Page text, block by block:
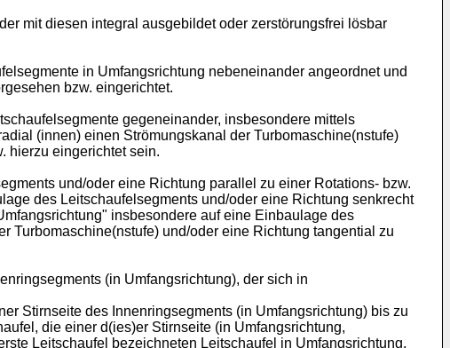
mit diesen integral ausgebildet oder zerstörungsfrei lösbar
in Umfangsrichtung nebeneinander angeordnet und
bzw. eingerichtet.
gegeneinander, insbesondere mittels
(innen) einen Strömungskanal der Turbomaschine(nstufe)
hierzu eingerichtet sein.
und/oder eine Richtung parallel zu einer Rotations- bzw.
des Leitschaufelsegments und/oder eine Richtung senkrecht
insbesondere auf eine Einbaulage des
Turbomaschine(nstufe) und/oder eine Richtung tangential zu
(in Umfangsrichtung), der sich in
Stirnseite des Innenringsegments (in Umfangsrichtung) bis zu
die einer d(ies)er Stirnseite (in Umfangsrichtung,
Leitschaufel bezeichneten Leitschaufel in Umfangsrichtung,